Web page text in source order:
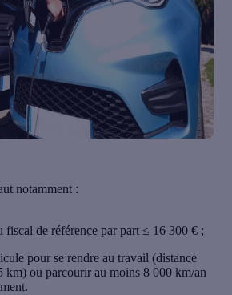
notamment :
fiscal de référence par part ≤ 16 300 € ;
pour se rendre au travail (distance
km) ou parcourir au moins 8 000 km/an
.